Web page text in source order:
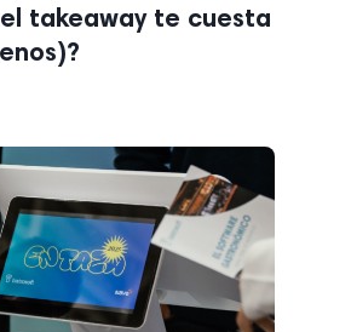
takeaway te cuesta